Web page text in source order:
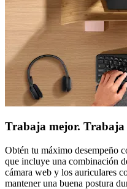
Trabaja mejor. Trabaja
Obtén tu máximo desempeño
que incluye una combinación
cámara web y los auriculares
mantener una buena postura